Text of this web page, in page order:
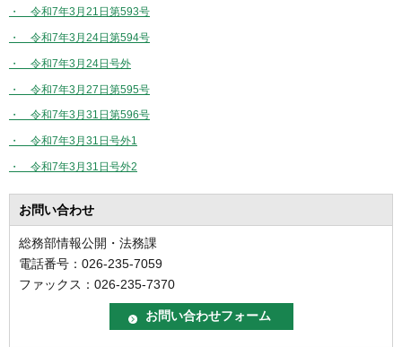
・ 令和7年3月21日第593号
・ 令和7年3月24日第594号
・ 令和7年3月24日号外
・ 令和7年3月27日第595号
・ 令和7年3月31日第596号
・ 令和7年3月31日号外1
・ 令和7年3月31日号外2
お問い合わせ
総務部情報公開・法務課
電話番号：026-235-7059
ファックス：026-235-7370